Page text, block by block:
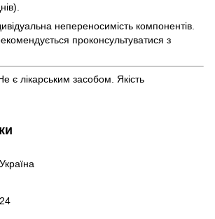
непереносимість компонентів.
проконсультуватися з
є лікарським засобом. Якість
Україна
24